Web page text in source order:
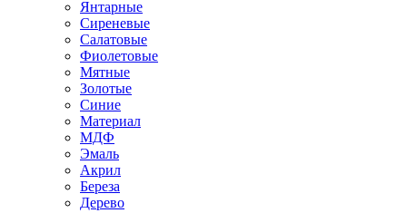
Янтарные
Сиреневые
Салатовые
Фиолетовые
Мятные
Золотые
Синие
Материал
МДФ
Эмаль
Акрил
Береза
Дерево